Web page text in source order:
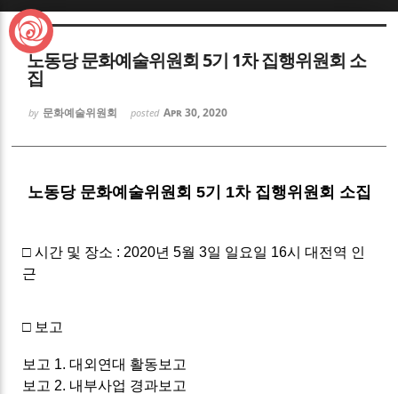
노동당 문화예술위원회 5기 1차 집행위원회 소
집
by 문화예술위원회 posted Apr 30, 2020
노동당 문화예술위원회 5기 1차 집행위원회 소집
□ 시간 및 장소 : 2020년 5월 3일 일요일 16시 대전역 인
근
□ 보고
보고 1. 대외연대 활동보고
보고 2. 내부사업 경과보고
Sketchbook5, 스케치북5
Sketchbook5, 스케치북5